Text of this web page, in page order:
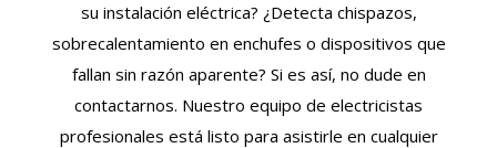
su instalación eléctrica? ¿Detecta chispazos,
sobrecalentamiento en enchufes o dispositivos que
fallan sin razón aparente? Si es así, no dude en
contactarnos. Nuestro equipo de electricistas
profesionales está listo para asistirle en cualquier